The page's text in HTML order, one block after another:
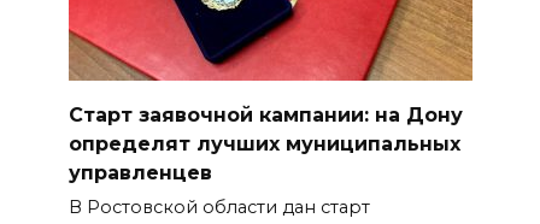
Старт заявочной кампании: на Дону
определят лучших муниципальных
управленцев
В Ростовской области дан старт